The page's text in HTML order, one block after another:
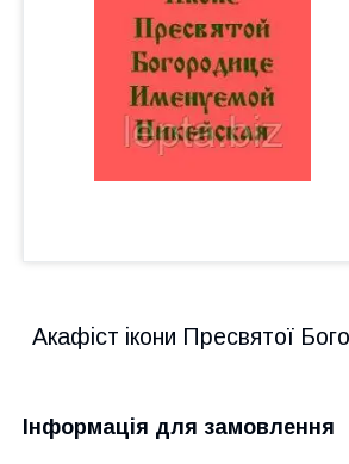
Акафіст ікони Пресвятої
Інформація для замовлення